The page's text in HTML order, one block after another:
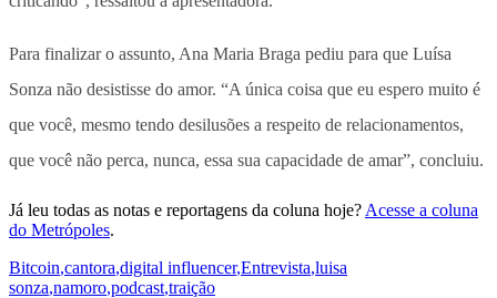
Para finalizar o assunto, Ana Maria Braga pediu para que Luísa
Sonza não desistisse do amor. “A única coisa que eu espero muito é
que você, mesmo tendo desilusões a respeito de relacionamentos,
que você não perca, nunca, essa sua capacidade de amar”, concluiu.
Já leu todas as notas e reportagens da coluna hoje? Acesse a coluna
do Metrópoles.
Bitcoin,cantora,digital influencer,Entrevista,luisa
sonza,namoro,podcast,traição